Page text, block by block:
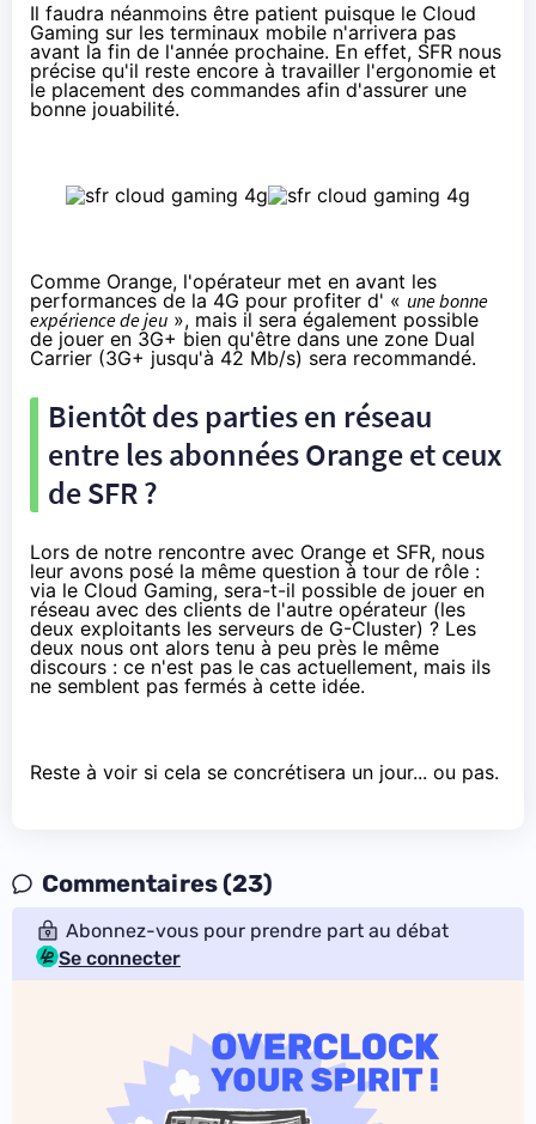
Il faudra néanmoins être patient puisque le Cloud
Gaming sur les terminaux mobile n'arrivera pas
avant la fin de l'année prochaine. En effet, SFR nous
précise qu'il reste encore à travailler l'ergonomie et
le placement des commandes afin d'assurer une
bonne jouabilité.
Comme Orange, l'opérateur met en avant les
performances de la 4G pour profiter d' « une bonne
expérience de jeu », mais il sera également possible
de jouer en 3G+ bien qu'être dans une zone Dual
Carrier (3G+ jusqu'à 42 Mb/s) sera recommandé.
Bientôt des parties en réseau
entre les abonnées Orange et ceux
de SFR ?
Lors de notre rencontre avec Orange et SFR, nous
leur avons posé la même question à tour de rôle :
via le Cloud Gaming, sera-t-il possible de jouer en
réseau avec des clients de l'autre opérateur (les
deux exploitants les serveurs de G-Cluster) ? Les
deux nous ont alors tenu à peu près le même
discours : ce n'est pas le cas actuellement, mais ils
ne semblent pas fermés à cette idée.
Reste à voir si cela se concrétisera un jour... ou pas.
Commentaires (23)
Abonnez-vous pour prendre part au débat
Se connecter